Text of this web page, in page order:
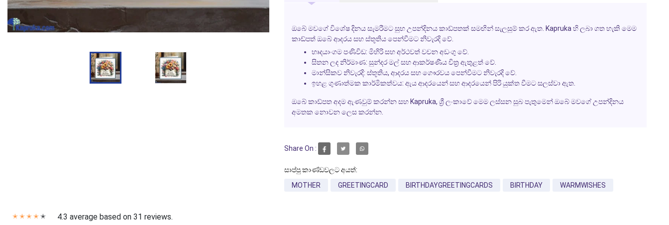
ඔබේ මවගේ විශේෂ දිනය සැමරීමටසුභ උපන්දිනයකාඩ්පතක් සමඟින් සැලසුම් කර ඇත. Kapruka හි ලබා ගත හැකි මෙම
කාඩ්පත් ඔබේ ආදරය සහ ස්තූතිය පෙන්වීමට නිවැරදි වේ.
හෘදයාංගම පණිවිඩ: මිහිරි සහ අර්ථවත් වචන අඩංගු වේ.
සිතන ලද නිර්මාණ: සුන්දර මල් සහ ආකර්ෂණීය චිත්‍ර ඇතුළත් වේ.
මාන්සිකව නිවැරදි: ස්තූතිය, ආදරය සහ ගෞරවය පෙන්වීමට නිවැරදි වේ.
ඉහළ ගුණාත්මක කාර්මිකත්වය: ඇය ආදරයෙන් සහ ආදරයෙන් පිරි යුක්ත වීමට සලස්වා ඇත.
ඔබේ කාඩ්පත අදම ඇණවුම් කරන්න සහ Kapruka, ශ්‍රී ලංකාවේ මෙම ලස්සන සුබ පැතුමෙන් ඔබේ මවගේ උපන්දිනය
අමතක නොවන ලෙස කරන්න.
Share On :
සාප්පු කාණ්ඩවලට අයත්:
MOTHER
GREETINGCARD BIRTHDAYGREETINGCARDS BIRTHDAY WARMWISHES
✭ ✭ ✭ ✭ ✭ 4.3 average based on 31 reviews.